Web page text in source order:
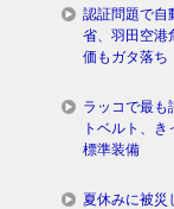
認証問題で自
省、羽田空港
価もガタ落ち
ラッコで最も
トベルト、
標準装備
夏休みに被災